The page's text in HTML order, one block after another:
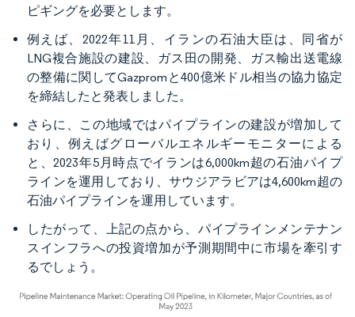
ピギングを必要とします。
例えば、2022年11月、イランの石油大臣は、同省が
LNG複合施設の建設、ガス田の開発、ガス輸出送電線
の整備に関してGazpromと400億米ドル相当の協力協定
を締結したと発表しました。
さらに、この地域ではパイプラインの建設が増加して
おり、例えばグローバルエネルギーモニターによる
と、2023年5月時点でイランは6,000km超の石油パイプ
ラインを運用しており、サウジアラビアは4,600km超の
石油パイプラインを運用しています。
したがって、上記の点から、パイプラインメンテナン
スインフラへの投資増加が予測期間中に市場を牽引す
るでしょう。